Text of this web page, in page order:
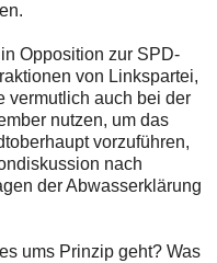
Opposition zur SPD-
von Linkspartei,
vermutlich auch bei der
nutzen, um das
vorzuführen,
nach
der Abwasserklärung
ums Prinzip geht? Was